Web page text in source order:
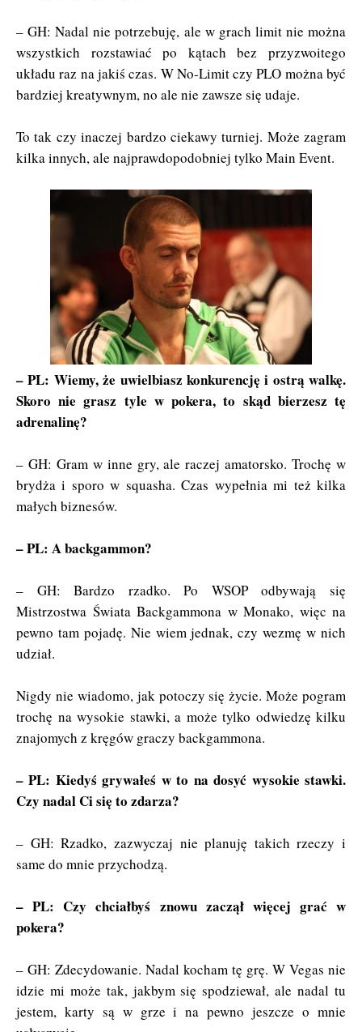
– GH: Nadal nie potrzebuję, ale w grach limit nie można
wszystkich rozstawiać po kątach bez przyzwoitego
układu raz na jakiś czas. W No-Limit czy PLO można być
bardziej kreatywnym, no ale nie zawsze się udaje.
To tak czy inaczej bardzo ciekawy turniej. Może zagram
kilka innych, ale najprawdopodobniej tylko Main Event.
– PL: Wiemy, że uwielbiasz konkurencję i ostrą walkę.
Skoro nie grasz tyle w pokera, to skąd bierzesz tę
adrenalinę?
– GH: Gram w inne gry, ale raczej amatorsko. Trochę w
brydża i sporo w squasha. Czas wypełnia mi też kilka
małych biznesów.
– PL: A backgammon?
– GH: Bardzo rzadko. Po WSOP odbywają się
Mistrzostwa Świata Backgammona w Monako, więc na
pewno tam pojadę. Nie wiem jednak, czy wezmę w nich
udział.
Nigdy nie wiadomo, jak potoczy się życie. Może pogram
trochę na wysokie stawki, a może tylko odwiedzę kilku
znajomych z kręgów graczy backgammona.
– PL: Kiedyś grywałeś w to na dosyć wysokie stawki.
Czy nadal Ci się to zdarza?
– GH: Rzadko, zazwyczaj nie planuję takich rzeczy i
same do mnie przychodzą.
– PL: Czy chciałbyś znowu zaczął więcej grać w
pokera?
– GH: Zdecydowanie. Nadal kocham tę grę. W Vegas nie
idzie mi może tak, jakbym się spodziewał, ale nadal tu
jestem, karty są w grze i na pewno jeszcze o mnie